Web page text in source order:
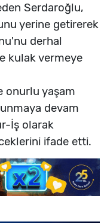
Serdaroğlu,
yerine getirerek
derhal
kulak vermeye
onurlu yaşam
devam
İş olarak
ifade etti.